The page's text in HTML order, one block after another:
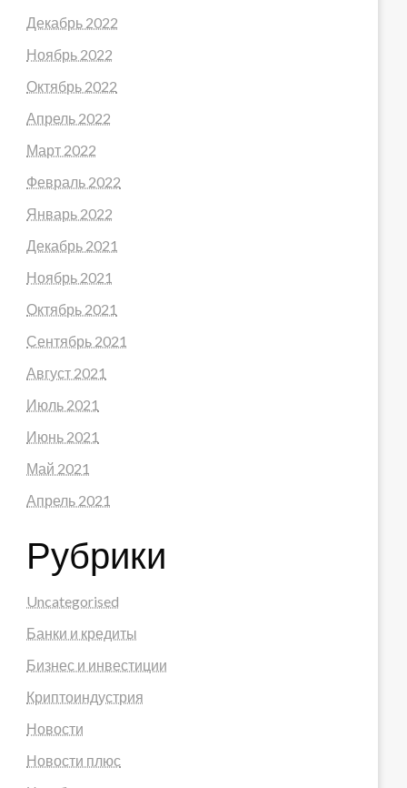
Декабрь 2022
Ноябрь 2022
Октябрь 2022
Апрель 2022
Март 2022
Февраль 2022
Январь 2022
Декабрь 2021
Ноябрь 2021
Октябрь 2021
Сентябрь 2021
Август 2021
Июль 2021
Июнь 2021
Май 2021
Апрель 2021
Рубрики
Uncategorised
Банки и кредиты
Бизнес и инвестиции
Криптоиндустрия
Новости
Новости плюс